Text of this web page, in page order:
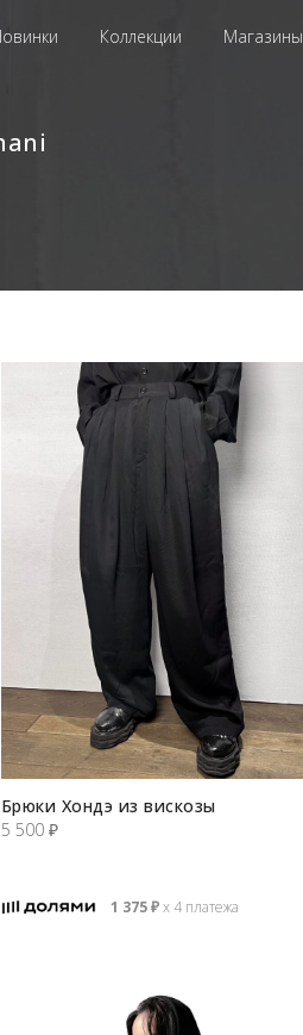
Коллекции Магазины
Брюки Хондэ из вискозы
5 500 ₽
1 375₽х 4 платежа